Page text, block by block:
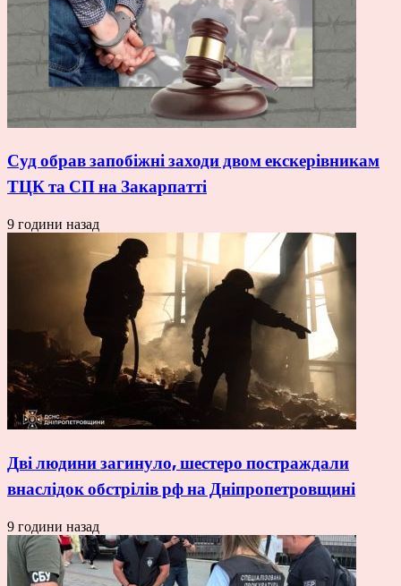
Суд обрав запобіжні заходи двом екскерівникам
ТЦК та СП на Закарпатті
9 години назад
Дві людини загинуло, шестеро постраждали
внаслідок обстрілів рф на Дніпропетровщині
9 години назад